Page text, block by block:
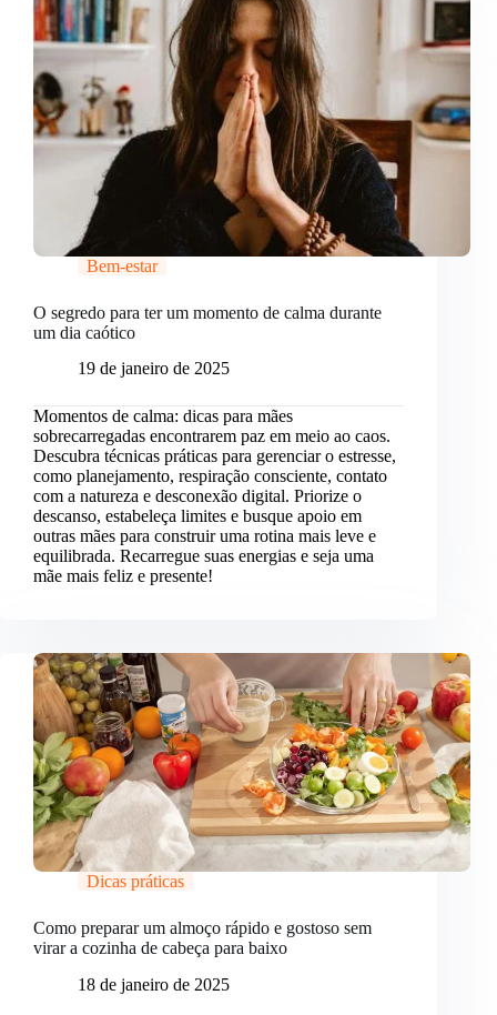
Bem-estar
O segredo para ter um momento de calma durante
um dia caótico
19 de janeiro de 2025
Momentos de calma: dicas para mães
sobrecarregadas encontrarem paz em meio ao caos.
Descubra técnicas práticas para gerenciar o estresse,
como planejamento, respiração consciente, contato
com a natureza e desconexão digital. Priorize o
descanso, estabeleça limites e busque apoio em
outras mães para construir uma rotina mais leve e
equilibrada. Recarregue suas energias e seja uma
mãe mais feliz e presente!
Dicas práticas
Como preparar um almoço rápido e gostoso sem
virar a cozinha de cabeça para baixo
18 de janeiro de 2025